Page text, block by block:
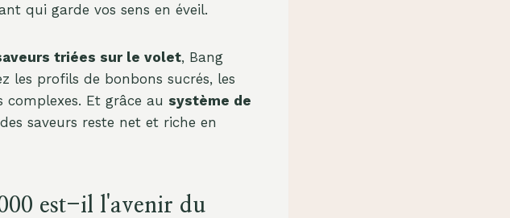
qui garde vos sens en éveil.
triées sur le volet, Bang
les profils de bonbons sucrés, les
Et grâce au système de
saveurs reste net et riche en
est-il l'avenir du